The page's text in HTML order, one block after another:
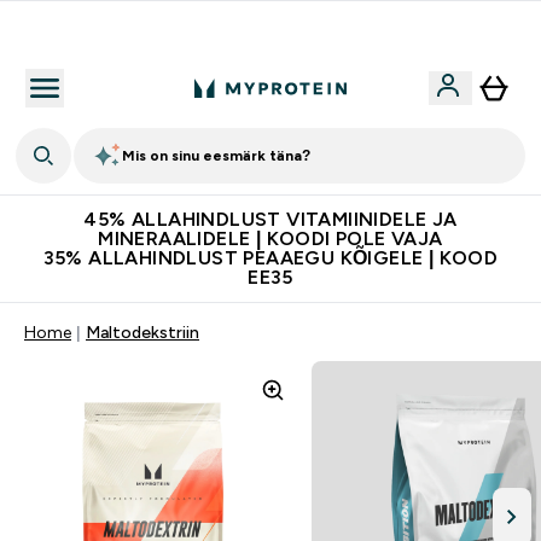
Mis on sinu eesmärk täna?
45% ALLAHINDLUST VITAMIINIDELE JA
MINERAALIDELE | KOODI POLE VAJA
35% ALLAHINDLUST PEAAEGU KÕIGELE | KOOD
EE35
Home Maltodekstriin